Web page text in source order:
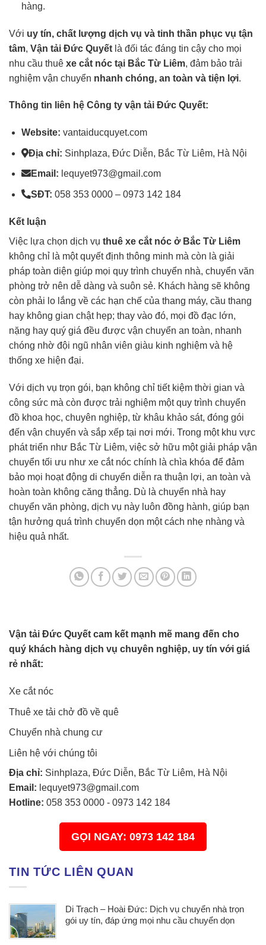
hàng.
Với uy tín, chất lượng dịch vụ và tinh thần phục vụ tận
tâm, Vận tải Đức Quyết là đối tác đáng tin cậy cho mọi
nhu cầu thuê xe cắt nóc tại Bắc Từ Liêm, đảm bảo trải
nghiệm vận chuyển nhanh chóng, an toàn và tiện lợi.
Thông tin liên hệ Công ty vận tải Đức Quyết:
Website: vantaiducquyet.com
Địa chỉ: Sinhplaza, Đức Diễn, Bắc Từ Liêm, Hà Nội
Email: lequyet973@gmail.com
SĐT: 058 353 0000 – 0973 142 184
Kết luận
Việc lựa chọn dịch vụ thuê xe cắt nóc ở Bắc Từ Liêm
không chỉ là một quyết định thông minh mà còn là giải
pháp toàn diện giúp mọi quy trình chuyển nhà, chuyển văn
phòng trở nên dễ dàng và suôn sẻ. Khách hàng sẽ không
còn phải lo lắng về các hạn chế của thang máy, cầu thang
hay không gian chật hẹp; thay vào đó, mọi đồ đạc lớn,
nặng hay quý giá đều được vận chuyển an toàn, nhanh
chóng nhờ đội ngũ nhân viên giàu kinh nghiệm và hệ
thống xe hiện đại.
Với dịch vụ trọn gói, bạn không chỉ tiết kiệm thời gian và
công sức mà còn được trải nghiệm một quy trình chuyển
đồ khoa học, chuyên nghiệp, từ khâu khảo sát, đóng gói
đến vận chuyển và sắp xếp tại nơi mới. Trong một khu vực
phát triển như Bắc Từ Liêm, việc sở hữu một giải pháp vận
chuyển tối ưu như xe cắt nóc chính là chìa khóa để đảm
bảo mọi hoạt động di chuyển diễn ra thuận lợi, an toàn và
hoàn toàn không căng thẳng. Dù là chuyển nhà hay
chuyển văn phòng, dịch vụ này luôn đồng hành, giúp bạn
tận hưởng quá trình chuyển dọn một cách nhẹ nhàng và
hiệu quả nhất.
Vận tải Đức Quyết cam kết mạnh mẽ mang đến cho
quý khách hàng dịch vụ chuyên nghiệp, uy tín với giá
rẻ nhất:
Xe cắt nóc
Thuê xe tải chở đồ về quê
Chuyển nhà chung cư
Liên hệ với chúng tôi
Địa chỉ: Sinhplaza, Đức Diễn, Bắc Từ Liêm, Hà Nội
Email: lequyet973@gmail.com
Hotline: 058 353 0000 - 0973 142 184
GỌI NGAY: 0973 142 184
TIN TỨC LIÊN QUAN
Di Trạch – Hoài Đức: Dịch vụ chuyển nhà trọn
gói uy tín, đáp ứng mọi nhu cầu chuyển dọn